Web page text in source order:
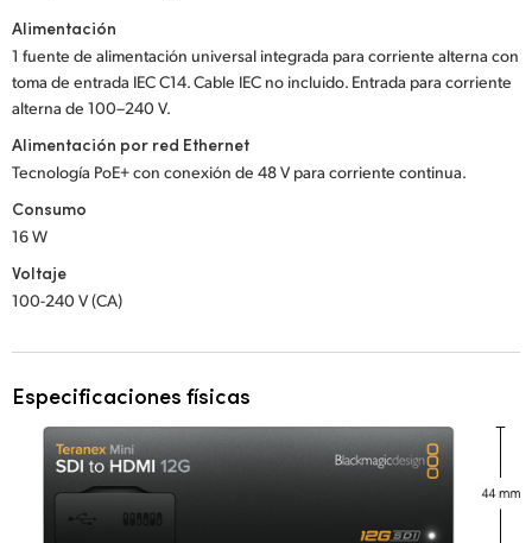
Alimentación
1 fuente de alimentación universal integrada para corriente alterna con
toma de entrada IEC C14. Cable IEC no incluido. Entrada para corriente
alterna de 100–240 V.
Alimentación por red Ethernet
Tecnología PoE+ con conexión de 48 V para corriente continua.
Consumo
16 W
Voltaje
100-240 V (CA)
Especificaciones físicas